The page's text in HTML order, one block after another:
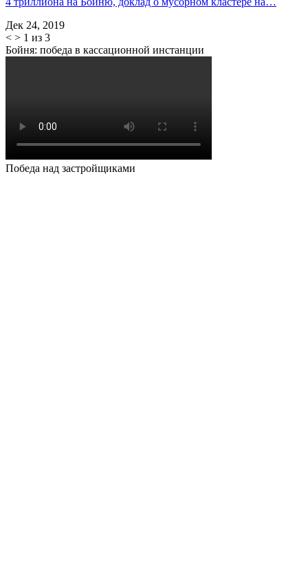
Дек 24, 2019
< > 1 из 3
Бойня: победа в кассационной инстанции
Победа над застройщиками